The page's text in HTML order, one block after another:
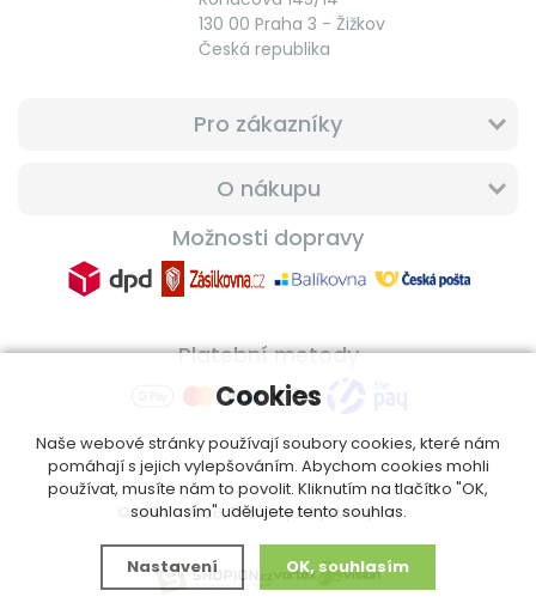
130 00 Praha 3 - Žižkov
Česká republika
Pro zákazníky
O nákupu
Možnosti dopravy
Platební metody
© 2014 - 2026, ProfiDoplnkyStravy.cz
Cookies
Naše webové stránky používají soubory cookies, které nám
pomáhají s jejich vylepšováním. Abychom cookies mohli
používat, musíte nám to povolit. Kliknutím na tlačítko "OK,
souhlasím" udělujete tento souhlas.
Nastavení OK, souhlasím